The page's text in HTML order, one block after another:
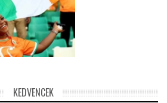
KEDVENCEK